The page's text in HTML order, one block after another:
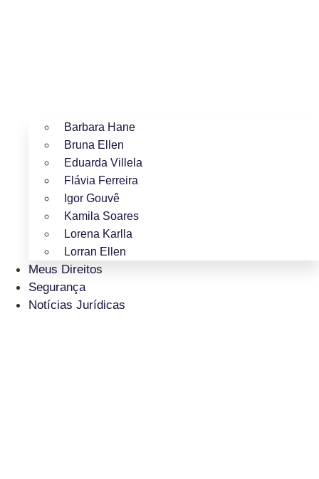
Barbara Hane
Bruna Ellen
Eduarda Villela
Flávia Ferreira
Igor Gouvê
Kamila Soares
Lorena Karlla
Lorran Ellen
Meus Direitos
Segurança
Notícias Jurídicas